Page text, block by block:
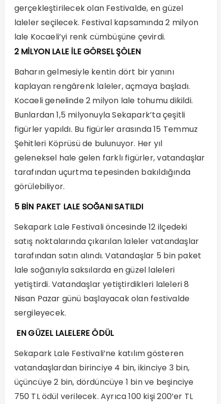
gerçekleştirilecek olan Festivalde, en güzel
laleler seçilecek. Festival kapsamında 2 milyon
lale Kocaeli’yi renk cümbüşüne çevirdi.
2 MİLYON LALE İLE GÖRSEL ŞÖLEN
Baharın gelmesiyle kentin dört bir yanını
kaplayan rengârenk laleler, açmaya başladı.
Kocaeli genelinde 2 milyon lale tohumu dikildi.
Bunlardan 1,5 milyonuyla Sekapark’ta çeşitli
figürler yapıldı. Bu figürler arasında 15 Temmuz
Şehitleri Köprüsü de bulunuyor. Her yıl
geleneksel hale gelen farklı figürler, vatandaşlar
tarafından uçurtma tepesinden bakıldığında
görülebiliyor.
5 BİN PAKET LALE SOĞANI SATILDI
Sekapark Lale Festivali öncesinde 12 ilçedeki
satış noktalarında çıkarılan laleler vatandaşlar
tarafından satın alındı. Vatandaşlar 5 bin paket
lale soğanıyla saksılarda en güzel laleleri
yetiştirdi. Vatandaşlar yetiştirdikleri laleleri 8
Nisan Pazar günü başlayacak olan festivalde
sergileyecek.
EN GÜZEL LALELERE ÖDÜL
Sekapark Lale Festivali’ne katılım gösteren
vatandaşlardan birinciye 4 bin, ikinciye 3 bin,
üçüncüye 2 bin, dördüncüye 1 bin ve beşinciye
750 TL ödül verilecek. Ayrıca 100 kişi 200’er TL